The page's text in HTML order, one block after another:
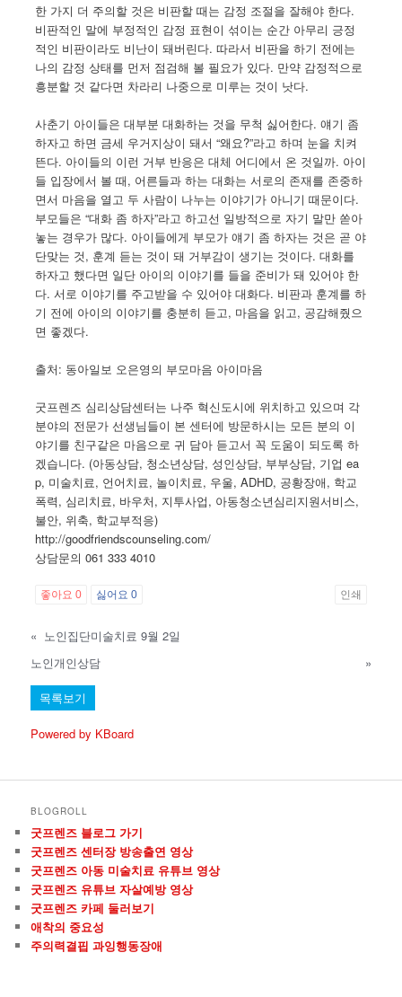
한 가지 더 주의할 것은 비판할 때는 감정 조절을 잘해야 한다.
비판적인 말에 부정적인 감정 표현이 섞이는 순간 아무리 긍정
적인 비판이라도 비난이 돼버린다. 따라서 비판을 하기 전에는
나의 감정 상태를 먼저 점검해 볼 필요가 있다. 만약 감정적으로
흥분할 것 같다면 차라리 나중으로 미루는 것이 낫다.
사춘기 아이들은 대부분 대화하는 것을 무척 싫어한다. 얘기 좀
하자고 하면 금세 우거지상이 돼서 “왜요?”라고 하며 눈을 치켜
뜬다. 아이들의 이런 거부 반응은 대체 어디에서 온 것일까. 아이
들 입장에서 볼 때, 어른들과 하는 대화는 서로의 존재를 존중하
면서 마음을 열고 두 사람이 나누는 이야기가 아니기 때문이다.
부모들은 “대화 좀 하자”라고 하고선 일방적으로 자기 말만 쏟아
놓는 경우가 많다. 아이들에게 부모가 얘기 좀 하자는 것은 곧 야
단맞는 것, 훈계 듣는 것이 돼 거부감이 생기는 것이다. 대화를
하자고 했다면 일단 아이의 이야기를 들을 준비가 돼 있어야 한
다. 서로 이야기를 주고받을 수 있어야 대화다. 비판과 훈계를 하
기 전에 아이의 이야기를 충분히 듣고, 마음을 읽고, 공감해줬으
면 좋겠다.
출처: 동아일보 오은영의 부모마음 아이마음
굿프렌즈 심리상담센터는 나주 혁신도시에 위치하고 있으며 각
분야의 전문가 선생님들이 본 센터에 방문하시는 모든 분의 이
야기를 친구같은 마음으로 귀 담아 듣고서 꼭 도움이 되도록 하
겠습니다. (아동상담, 청소년상담, 성인상담, 부부상담, 기업 ea
p, 미술치료, 언어치료, 놀이치료, 우울, ADHD, 공황장애, 학교
폭력, 심리치료, 바우처, 지투사업, 아동청소년심리지원서비스,
불안, 위축, 학교부적응)
http://goodfriendscounseling.com/
상담문의 061 333 4010
좋아요0 싫어요0 인쇄
« 노인집단미술치료 9월 2일
노인개인상담
»
목록보기
Powered by KBoard
BLOGROLL
굿프렌즈 블로그 가기
굿프렌즈 센터장 방송출연 영상
굿프렌즈 아동 미술치료 유튜브 영상
굿프렌즈 유튜브 자살예방 영상
굿프렌즈 카페 둘러보기
애착의 중요성
주의력결핍 과잉행동장애